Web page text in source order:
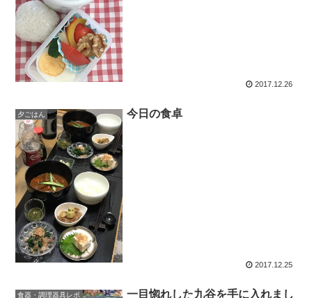
2017.12.26
夕ごはん 今日の食卓
2017.12.25
食器・調理器具レポ 一目惚れした九谷を手に入れまし